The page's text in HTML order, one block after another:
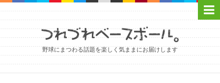
野球にまつわる話題を楽しく気ままにお届けします